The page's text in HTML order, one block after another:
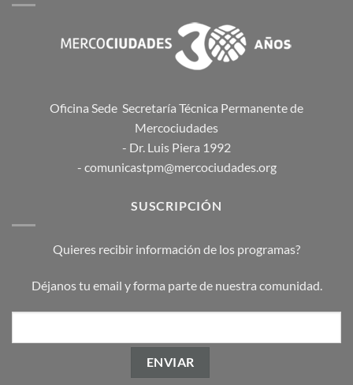
Oficina Sede Secretaría Técnica Permanente de
Mercociudades
- Dr. Luis Piera 1992
- comunicastpm@mercociudades.org
SUSCRIPCIÓN
Quieres recibir información de los programas?
Déjanos tu email y forma parte de nuestra comunidad.